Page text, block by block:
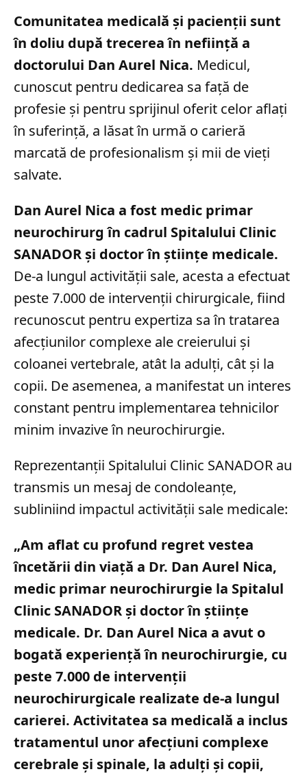
Comunitatea medicală și pacienții sunt
în doliu după trecerea în neființă a
doctorului Dan Aurel Nica. Medicul,
cunoscut pentru dedicarea sa față de
profesie și pentru sprijinul oferit celor aflați
în suferință, a lăsat în urmă o carieră
marcată de profesionalism și mii de vieți
salvate.
Dan Aurel Nica a fost medic primar
neurochirurg în cadrul Spitalului Clinic
SANADOR și doctor în științe medicale.
De-a lungul activității sale, acesta a efectuat
peste 7.000 de intervenții chirurgicale, fiind
recunoscut pentru expertiza sa în tratarea
afecțiunilor complexe ale creierului și
coloanei vertebrale, atât la adulți, cât și la
copii. De asemenea, a manifestat un interes
constant pentru implementarea tehnicilor
minim invazive în neurochirurgie.
Reprezentanții Spitalului Clinic SANADOR au
transmis un mesaj de condoleanțe,
subliniind impactul activității sale medicale:
„Am aflat cu profund regret vestea
încetării din viață a Dr. Dan Aurel Nica,
medic primar neurochirurgie la Spitalul
Clinic SANADOR și doctor în științe
medicale. Dr. Dan Aurel Nica a avut o
bogată experiență în neurochirurgie, cu
peste 7.000 de intervenții
neurochirurgicale realizate de-a lungul
carierei. Activitatea sa medicală a inclus
tratamentul unor afecțiuni complexe
cerebrale și spinale, la adulți și copii,